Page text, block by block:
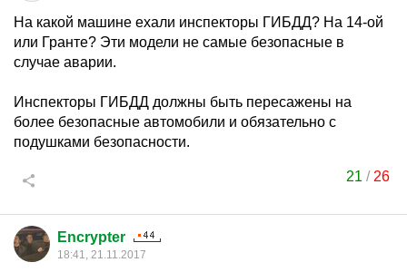
На какой машине ехали инспекторы ГИБДД? На 14-ой
или Гранте? Эти модели не самые безопасные в
случае аварии.
Инспекторы ГИБДД должны быть пересажены на
более безопасные автомобили и обязательно с
подушками безопасности.
21 / 26
Encrypter
18:41, 21.11.2017